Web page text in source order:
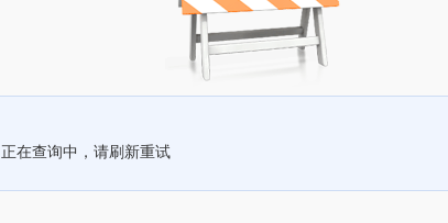
正在查询中，请刷新重试